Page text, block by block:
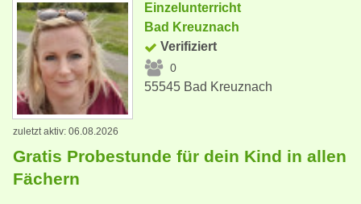
Einzelunterricht
Bad Kreuznach
Verifiziert
0
55545 Bad Kreuznach
zuletzt aktiv: 06.08.2026
Gratis Probestunde für dein Kind in allen
Fächern